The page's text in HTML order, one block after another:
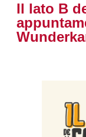
Il lato B